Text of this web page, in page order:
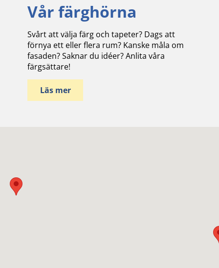
Vår färghörna
Svårt att välja färg och tapeter? Dags att
förnya ett eller flera rum? Kanske måla om
fasaden? Saknar du idéer? Anlita våra
färgsättare!
Läs mer